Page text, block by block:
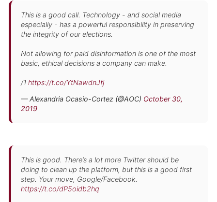
This is a good call. Technology - and social media
especially - has a powerful responsibility in preserving
the integrity of our elections.
Not allowing for paid disinformation is one of the most
basic, ethical decisions a company can make.
/1 https://t.co/YtNawdnJfj
— Alexandria Ocasio-Cortez (@AOC) October 30,
2019
This is good. There’s a lot more Twitter should be
doing to clean up the platform, but this is a good first
step. Your move, Google/Facebook.
https://t.co/dP5oidb2hq